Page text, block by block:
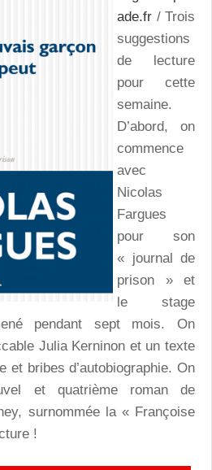
ade.fr / Trois
suggestions
de lecture
pour cette
semaine.
D’abord, on
commence
avec
Nicolas
Fargues
pour son
« journal de
prison » et
le stage
pendant sept mois. On
Julia Kerninon et un texte
et bribes d’autobiographie. On
et quatrième roman de
surnommée la « Françoise
!